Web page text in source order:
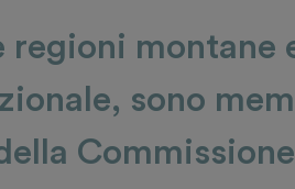
montane
sono
Commissione